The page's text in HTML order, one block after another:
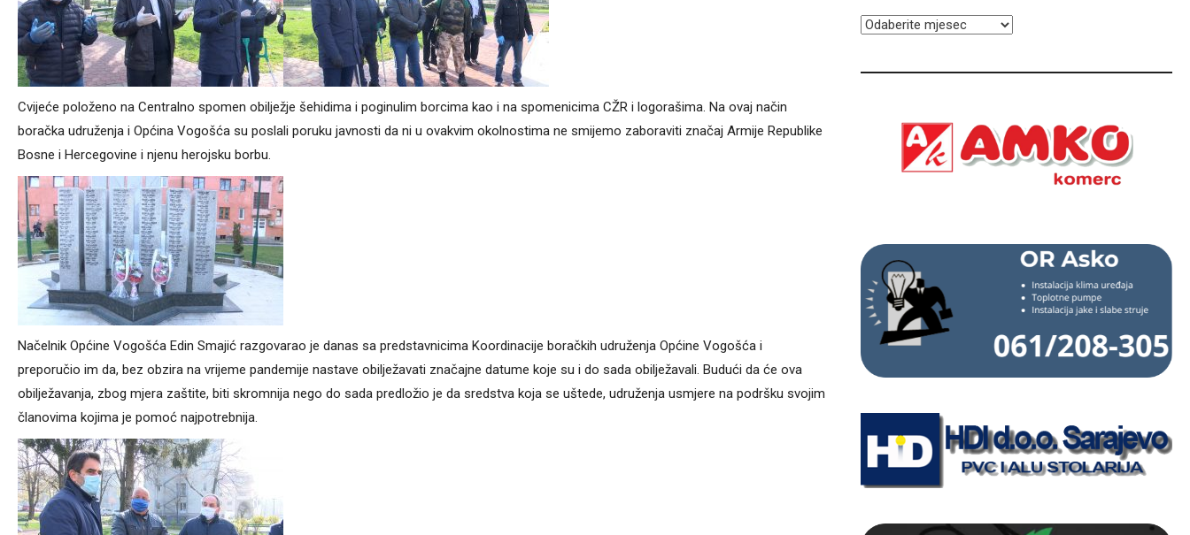
Cvijeće položeno na Centralno spomen obilježje šehidima i poginulim borcima kao i na spomenicima CŽR i logorašima. Na ovaj način
boračka udruženja i Općina Vogošća su poslali poruku javnosti da ni u ovakvim okolnostima ne smijemo zaboraviti značaj Armije Republike
Bosne i Hercegovine i njenu herojsku borbu.
Načelnik Općine Vogošća Edin Smajić razgovarao je danas sa predstavnicima Koordinacije boračkih udruženja Općine Vogošća i
preporučio im da, bez obzira na vrijeme pandemije nastave obilježavati značajne datume koje su i do sada obilježavali. Budući da će ova
obilježavanja, zbog mjera zaštite, biti skromnija nego do sada predložio je da sredstva koja se uštede, udruženja usmjere na podršku svojim
članovima kojima je pomoć najpotrebnija.
ARHIVA